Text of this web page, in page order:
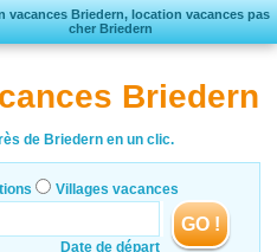
vacances Briedern, location vacances pas
cher Briedern
vacances
vacances
Briedern
de Briedern en un clic.
Villages vacances
Date de départ
GO !